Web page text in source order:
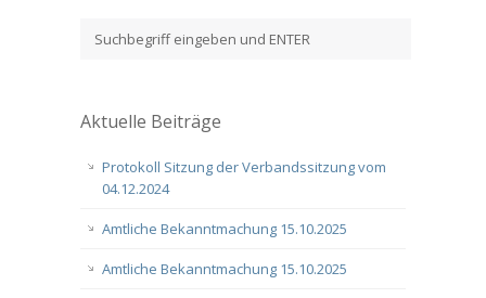
Aktuelle Beiträge
Protokoll Sitzung der Verbandssitzung vom
04.12.2024
Amtliche Bekanntmachung 15.10.2025
Amtliche Bekanntmachung 15.10.2025